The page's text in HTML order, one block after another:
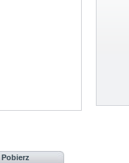
Pobierz